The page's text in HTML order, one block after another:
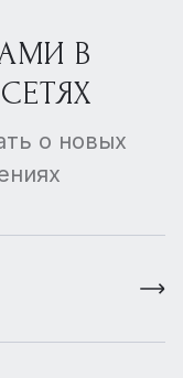
В
о новых